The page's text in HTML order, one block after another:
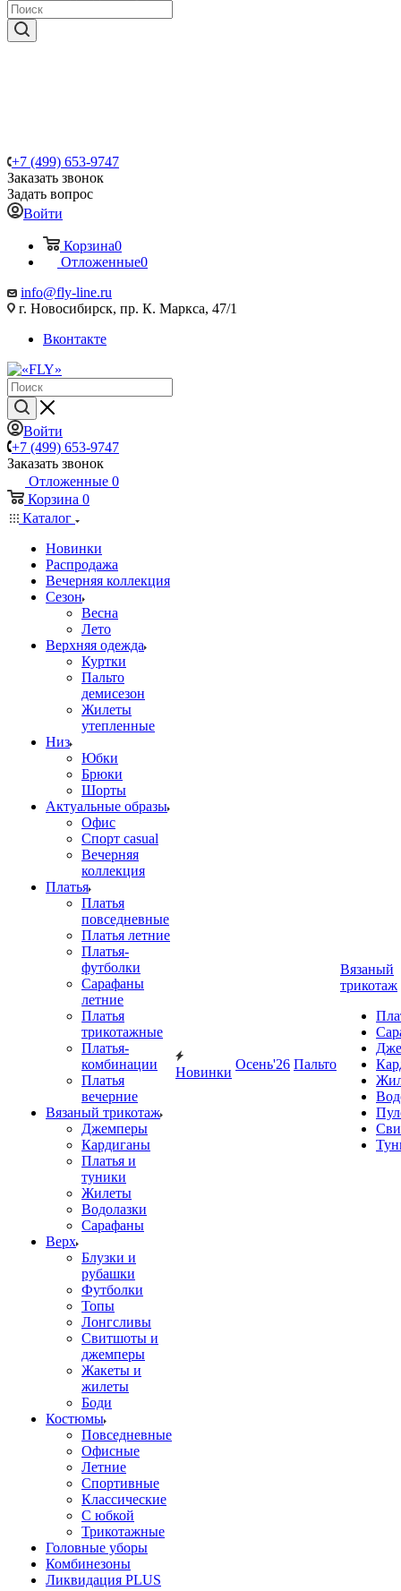
+7 (499) 653-9747
Заказать звонок
Задать вопрос
Войти
Корзина0
Отложенные0
info@fly-line.ru
г. Новосибирск, пр. К. Маркса, 47/1
Вконтакте
Войти
+7 (499) 653-9747
Заказать звонок
Отложенные 0
Корзина 0
Каталог
Новинки
Распродажа
Вечерняя коллекция
Сезон
Весна
Лето
Верхняя одежда
Куртки
Пальто
демисезон
Жилеты
утепленные
Низ
Юбки
Брюки
Шорты
Актуальные образы
Офис
Спорт casual
Вечерняя
коллекция
Платья
Платья
повседневные
Платья летние
Платья-
футболки
Сарафаны
летние
Платья
трикотажные
Платья-
комбинации
Платья
вечерние
Вязаный трикотаж
Джемперы
Кардиганы
Платья и
туники
Жилеты
Водолазки
Сарафаны
Верх
Блузки и
рубашки
Футболки
Топы
Лонгсливы
Свитшоты и
джемперы
Жакеты и
жилеты
Боди
Костюмы
Повседневные
Офисные
Летние
Спортивные
Классические
С юбкой
Трикотажные
Головные уборы
Комбинезоны
Ликвидация PLUS
Новинки
Осень'26 Пальто
Вязаный
трикотаж